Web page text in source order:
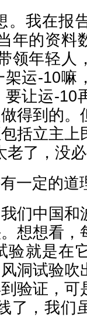
。我在报
年的资料
领年轻人
运-10嘛
让运-10
得到的。
括立主上
老了，没
一定的道
们中国和
想想看，
验就是在
洞试验吹
验证，可
了，我们